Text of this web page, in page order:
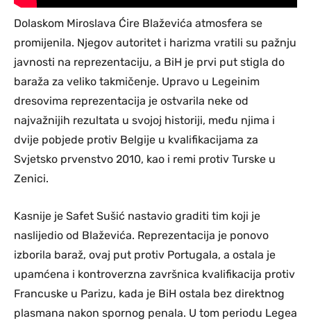
Dolaskom Miroslava Ćire Blaževića atmosfera se
promijenila. Njegov autoritet i harizma vratili su pažnju
javnosti na reprezentaciju, a BiH je prvi put stigla do
baraža za veliko takmičenje. Upravo u Legeinim
dresovima reprezentacija je ostvarila neke od
najvažnijih rezultata u svojoj historiji, među njima i
dvije pobjede protiv Belgije u kvalifikacijama za
Svjetsko prvenstvo 2010, kao i remi protiv Turske u
Zenici.
Kasnije je Safet Sušić nastavio graditi tim koji je
naslijedio od Blaževića. Reprezentacija je ponovo
izborila baraž, ovaj put protiv Portugala, a ostala je
upamćena i kontroverzna završnica kvalifikacija protiv
Francuske u Parizu, kada je BiH ostala bez direktnog
plasmana nakon spornog penala. U tom periodu Legea